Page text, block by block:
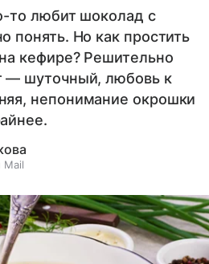
то любит шоколад с
понять. Но как простить
кефире? Решительно
— шуточный, любовь к
непонимание окрошки
Mail